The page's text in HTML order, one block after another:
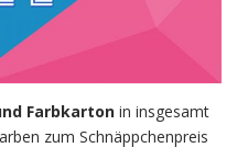
Farbkartonin insgesamt
zum Schnäppchenpreis